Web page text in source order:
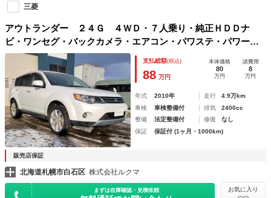
三菱
アウトランダー ２４Ｇ ４ＷＤ・７人乗り・純正ＨＤＤナ
ビ・ワンセグ・バックカメラ・エアコン・パワステ・パワーウ
インドウ
支払総額(税込)
88 万円
本体価格
80
万円
諸費用
8
万円
年式 2010年 走行
4.9万km
車検
車検整備付 排気
2400cc
整備
法定整備付 修復
なし
保証
保証付 (1ヶ月・1000km)
販売店保証
北海道札幌市白石区 株式会社ルクマ
まずは在庫確認・見積依頼 お気に入り